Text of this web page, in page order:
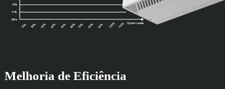
Melhoria de Eficiência